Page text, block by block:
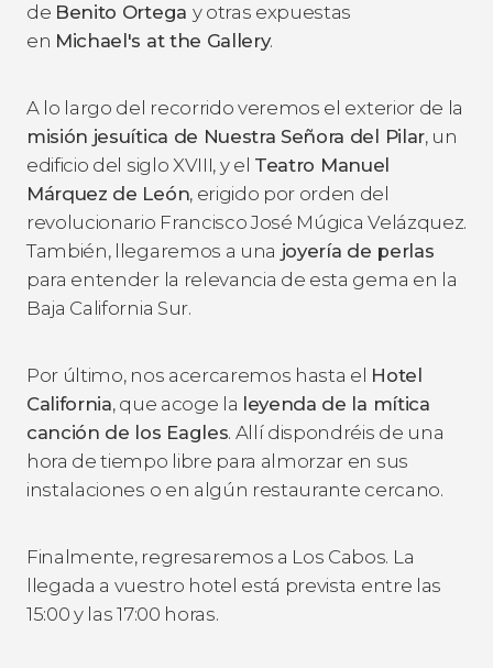
de Benito Ortega y otras expuestas
en Michael's at the Gallery.
A lo largo del recorrido veremos el exterior de la
misión jesuítica de Nuestra Señora del Pilar, un
edificio del siglo XVIII, y el Teatro Manuel
Márquez de León, erigido por orden del
revolucionario Francisco José Múgica Velázquez.
También, llegaremos a una joyería de perlas
para entender la relevancia de esta gema en la
Baja California Sur.
Por último, nos acercaremos hasta el Hotel
California, que acoge la leyenda de la mítica
canción de los Eagles. Allí dispondréis de una
hora de tiempo libre para almorzar en sus
instalaciones o en algún restaurante cercano.
Finalmente, regresaremos a Los Cabos. La
llegada a vuestro hotel está prevista entre las
15:00 y las 17:00 horas.